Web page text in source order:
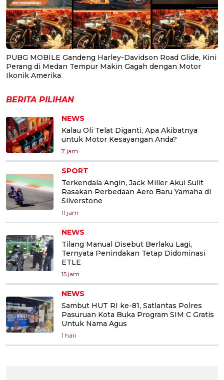
PUBG MOBILE Gandeng Harley-Davidson Road Glide, Kini
Perang di Medan Tempur Makin Gagah dengan Motor
Ikonik Amerika
BERITA PILIHAN
NEWS
Kalau Oli Telat Diganti, Apa Akibatnya
untuk Motor Kesayangan Anda?
7 jam
SPORT
Terkendala Angin, Jack Miller Akui Sulit
Rasakan Perbedaan Aero Baru Yamaha di
Silverstone
11 jam
NEWS
Tilang Manual Disebut Berlaku Lagi,
Ternyata Penindakan Tetap Didominasi
ETLE
15 jam
NEWS
Sambut HUT RI ke-81, Satlantas Polres
Pasuruan Kota Buka Program SIM C Gratis
Untuk Nama Agus
1 hari